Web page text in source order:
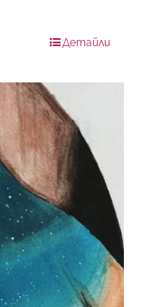
Детайли